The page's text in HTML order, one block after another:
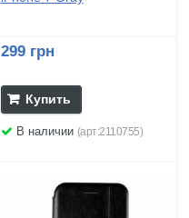
299 грн
Купить
В наличии (арт:2110755)